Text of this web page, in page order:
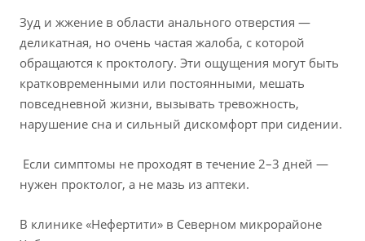
Зуд и жжение в области анального отверстия —
деликатная, но очень частая жалоба, с которой
обращаются к проктологу. Эти ощущения могут быть
кратковременными или постоянными, мешать
повседневной жизни, вызывать тревожность,
нарушение сна и сильный дискомфорт при сидении.
Если симптомы не проходят в течение 2–3 дней —
нужен проктолог, а не мазь из аптеки.
В клинике «Нефертити» в Северном микрорайоне